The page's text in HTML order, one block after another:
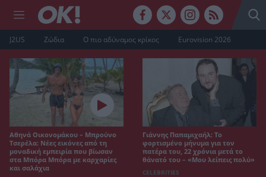
J2US Ζώδια Ο πιο αδύναμος κρίκος Eurovision 2026
Αθηνά Οικονομάκου – Μπρούνο
Τσερέλα: Νέες εικόνες από τη
μοναδική εμπειρία που βίωσαν
στα Μπόρα Μπόρα με καρχαρίες
και σαλάχια
Γιάννης Παπαμιχαήλ: Το
φορτισμένο μήνυμα για τον
πατέρα του, 22 χρόνια μετά το
θάνατό του – «Μου λείπεις πολύ»
CELEBRITIES